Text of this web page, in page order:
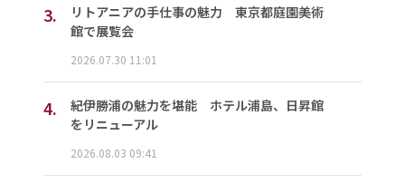
3.
リトアニアの手仕事の魅力 東京都庭園美術
館で展覧会
2026.07.30 11:01
4.
紀伊勝浦の魅力を堪能 ホテル浦島、日昇館
をリニューアル
2026.08.03 09:41